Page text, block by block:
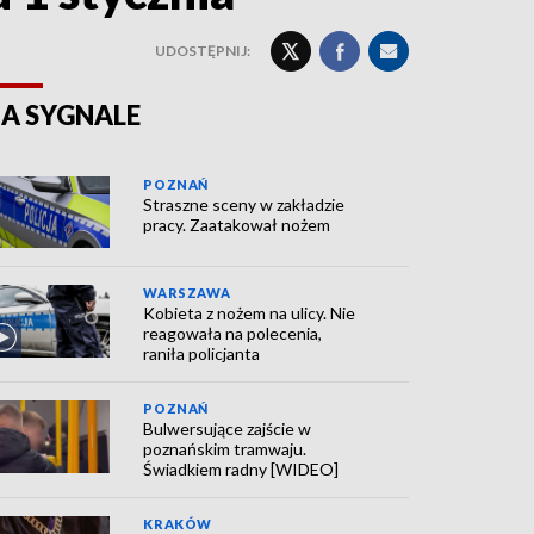
UDOSTĘPNIJ:
SYGNALE
POZNAŃ
Straszne sceny w zakładzie
pracy. Zaatakował nożem
WARSZAWA
Kobieta z nożem na ulicy. Nie
reagowała na polecenia,
raniła policjanta
POZNAŃ
Bulwersujące zajście w
poznańskim tramwaju.
Świadkiem radny [WIDEO]
KRAKÓW